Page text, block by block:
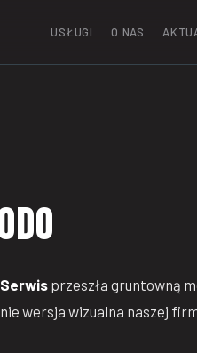
USŁUGI O NAS
Serwis przeszła gruntowną
wersja wizualna naszej